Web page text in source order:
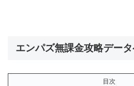
エンパズ無課金攻略デー
目次